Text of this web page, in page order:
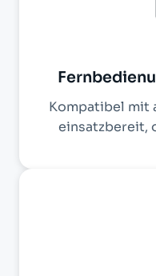
Kompatibel mit
einsatzbereit,